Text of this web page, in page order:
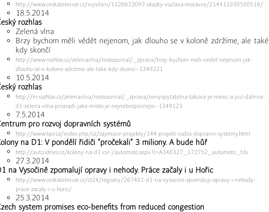
http://www.ceskatelevize.cz/ivysilani/1126672097-otazky-vaclava-moravce/214411030500518/
18.5.2014
rozhlas
Zelená vlna
Brzy bychom měli vědět nejenom, jak dlouho se v koloně zdržíme, ale také
kdy skončí
http://www.rozhlas.cz/zelenavlna/motozurnal/_zprava/brzy-bychom-meli-vedet-nejenom-jak-
dlouho-se-v-kolone-zdrzime-ale-take-kdy-skonci--1349221
10.5.2014
rozhlas
http://m.rozhlas.cz/zelenavlna/motozurnal/_zprava/nevyzpytatelna-takova-je-mesic-a-pul-dalnice-
d1-zelena-vlna-prozradi-jake-misto-je-nejnebezpecnejsi--1349123
7.5.2014
pro rozvoj dopravních systémů
http://www.tacr.cz/index.php/cz/zajimave-projekty/144-projekt-rodos-dopravni-systemy.html
na D1: V pondělí řidiči "pročekali" 3 miliony. A bude hůř
http://auto.idnes.cz/kolony-na-d1-cxi-/automoto.aspx?c=A140327_172752_automoto_fdv
27.3.2014
na Vysočině zpomalují opravy i nehody. Práce začaly i u Hořic
http://www.ceskatelevize.cz/ct24/regiony/267401-d1-na-vysocine-zpomaluji-opravy-i-nehody-
prace-zacaly-i-u-horic/
25.3.2014
system promises eco-benefits from reduced congestion